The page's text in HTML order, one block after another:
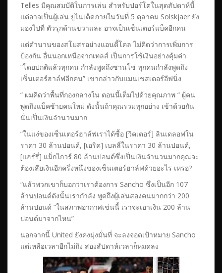
Telles มีคุณสมบัติในการเล่น สำหรับปอร์โตในสุดสัปดาห์นี้
แต่อาจเป็นผู้เล่น ยูไนเต็ดภายในวันที่ 5 ตุลาคม Solskjaer ยัง
มองไปที่ ตัวรุกด้านขวาและ อาจเป็นเซ็นเตอร์แบ็คอีกคน
แต่ตำนานของสโมสรอย่างแอนดี้โคล ไม่คิดว่าการเพิ่มการ
ป้องกัน อื่นนอกเหนือจากเทลส์ เป็นการใช้เงินอย่างคุ้มค่า
“โดยปกติแล้วทุกคน กำลังพูดถึงซานโช่ ทุกคนกำลังพูดถึง
เซ็นเตอร์ฮาล์ฟอีกคน” เขากล่าวกับแมนเชสเตอร์อีฟนิ่ง
“ ผมคิดว่าพื้นที่กองกลางใน ตอนนี้เต็มไปด้วยคุณภาพ “ ผู้คน
พูดถึงแบ็คซ้ายคนใหม่ ดังนั้นถ้าคุณรวมทุกอย่าง เข้าด้วยกัน
นั่นเป็นเงินจำนวนมาก
“ในแง่ของเซ็นเตอร์ฮาล์ฟเราได้ซื้อ [วิคเตอร์] ลินเดลอฟใน
ราคา 30 ล้านปอนด์, [เอริค] เบลลี่ในราคา 30 ล้านปอนด์,
[แฮร์รี่] แม็กไกวร์ 80 ล้านปอนด์ซึ่งเป็นเงินจำนวนมากคุณจะ
ต้องเสียเงินอีกครึ่งหนึ่งของเซ็นเตอร์ฮาล์ฟด้วยอะไร เหรอ?
“แล้วพวกเขาก็บอกว่าเราต้องการ Sancho ซึ่งเป็นอีก 107
ล้านปอนด์ดังนั้นเรากำลัง พูดถึงผู้เล่นสองคนมากกว่า 200
ล้านปอนด์ “ในสภาพอากาศเช่นนี้ เราจะเอาเงิน 200 ล้าน
ปอนด์มาจากไหน”
นอกจากนี้ United ยังคงมุ่งมั่นที่ จะลงจอดเป้าหมาย Sancho
แต่เหลือเวลาอีกไม่ถึง สองสัปดาห์เวลาก็หมดลง